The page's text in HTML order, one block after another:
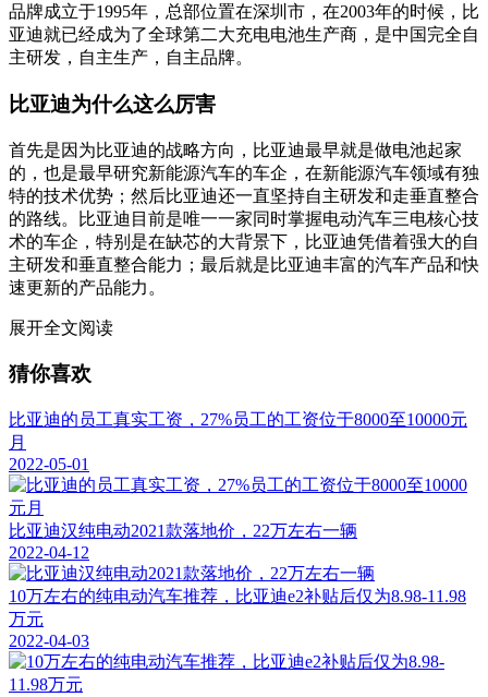
品牌成立于1995年，总部位置在深圳市，在2003年的时候，比
亚迪就已经成为了全球第二大充电电池生产商，是中国完全自
主研发，自主生产，自主品牌。
比亚迪为什么这么厉害
首先是因为比亚迪的战略方向，比亚迪最早就是做电池起家
的，也是最早研究新能源汽车的车企，在新能源汽车领域有独
特的技术优势；然后比亚迪还一直坚持自主研发和走垂直整合
的路线。比亚迪目前是唯一一家同时掌握电动汽车三电核心技
术的车企，特别是在缺芯的大背景下，比亚迪凭借着强大的自
主研发和垂直整合能力；最后就是比亚迪丰富的汽车产品和快
速更新的产品能力。
展开全文阅读
猜你喜欢
比亚迪的员工真实工资，27%员工的工资位于8000至10000元
月
2022-05-01
比亚迪汉纯电动2021款落地价，22万左右一辆
2022-04-12
10万左右的纯电动汽车推荐，比亚迪e2补贴后仅为8.98-11.98
万元
2022-04-03